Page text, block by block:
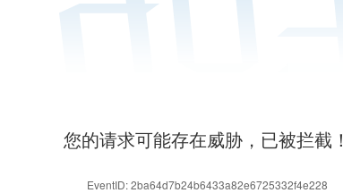
您的请求可能存在威胁，已被拦截！
EventID: 2ba64d7b24b6433a82e6725332f4e228